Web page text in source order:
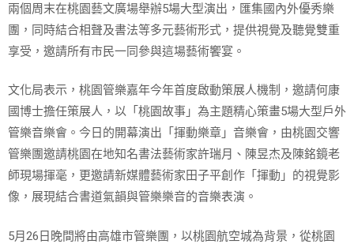
兩個周末在桃園藝文廣場舉辦5場大型演出，匯集國內外優秀樂
團，同時結合相聲及書法等多元藝術形式，提供視覺及聽覺雙重
享受，邀請所有市民一同參與這場藝術饗宴。
文化局表示，桃園管樂嘉年今年首度啟動策展人機制，邀請何康
國博士擔任策展人，以「桃園故事」為主題精心策畫5場大型戶外
管樂音樂會。今日的開幕演出「揮動樂章」音樂會，由桃園交響
管樂團邀請桃園在地知名書法藝術家許瑞月、陳昱杰及陳銘鏡老
師現場揮毫，更邀請新媒體藝術家田子平創作「揮動」的視覺影
像，展現結合書道氣韻與管樂樂音的音樂表演。
5月26日晚間將由高雄市管樂團，以桃園航空城為背景，從桃園